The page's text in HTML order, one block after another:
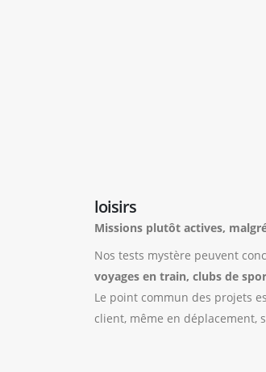
loisirs
Missions plutôt actives,
Nos tests mystère peuvent
voyages en train, clubs de
Le point commun des projets
client, même en déplacement,